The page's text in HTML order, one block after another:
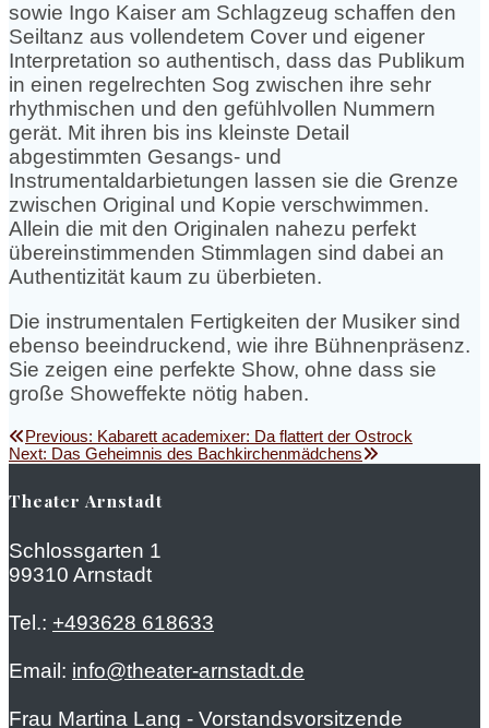
sowie Ingo Kaiser am Schlagzeug schaffen den
Seiltanz aus vollendetem Cover und eigener
Interpretation so authentisch, dass das Publikum
in einen regelrechten Sog zwischen ihre sehr
rhythmischen und den gefühlvollen Nummern
gerät. Mit ihren bis ins kleinste Detail
abgestimmten Gesangs- und
Instrumentaldarbietungen lassen sie die Grenze
zwischen Original und Kopie verschwimmen.
Allein die mit den Originalen nahezu perfekt
übereinstimmenden Stimmlagen sind dabei an
Authentizität kaum zu überbieten.
Die instrumentalen Fertigkeiten der Musiker sind
ebenso beeindruckend, wie ihre Bühnenpräsenz.
Sie zeigen eine perfekte Show, ohne dass sie
große Showeffekte nötig haben.
Beitragsnavigation
Previous: Previous
post:
Kabarett academixer: Da flattert der Ostrock
Next: Next
post:
Das Geheimnis des Bachkirchenmädchens
Theater Arnstadt
Schlossgarten 1
99310 Arnstadt
Tel.: +493628 618633
Email: info@theater-arnstadt.de
Frau Martina Lang - Vorstandsvorsitzende